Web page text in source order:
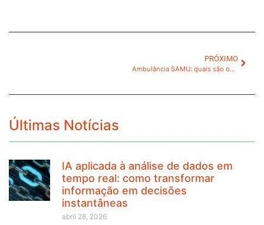
PRÓXIMO
Ambulância SAMU: quais são os veículos disponíveis?
Últimas Notícias
IA aplicada à análise de dados em
tempo real: como transformar
informação em decisões
instantâneas
abril 28, 2026